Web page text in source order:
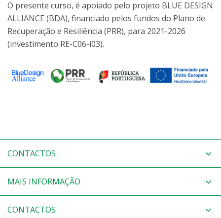
O presente curso, é apoiado pelo projeto BLUE DESIGN
ALLIANCE (BDA), financiado pelos fundos do Plano de
Recuperação e Resiliência (PRR), para 2021-2026
(investimento RE-C06-i03).
CONTACTOS
MAIS INFORMAÇÃO
CONTACTOS